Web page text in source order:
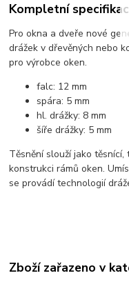
Kompletní
Pro okna a dveře nové
drážek v dřevěných nebo
pro výrobce oken.
falc: 12 mm
spára: 5 mm
hl. drážky: 8 mm
šíře drážky: 5 mm
Těsnění slouží jako
konstrukci rámů oken.
se provádí technologií
Zboží zařazeno v